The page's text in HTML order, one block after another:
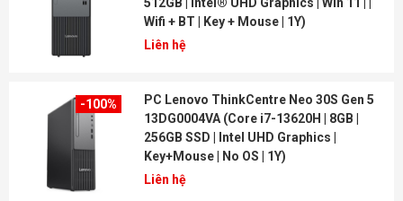
Wifi + BT | Key + Mouse | 1Y)
Liên hệ
-100%
PC Lenovo ThinkCentre Neo 30S Gen 5
13DG0004VA (Core i7-13620H | 8GB |
256GB SSD | Intel UHD Graphics |
Key+Mouse | No OS | 1Y)
Liên hệ